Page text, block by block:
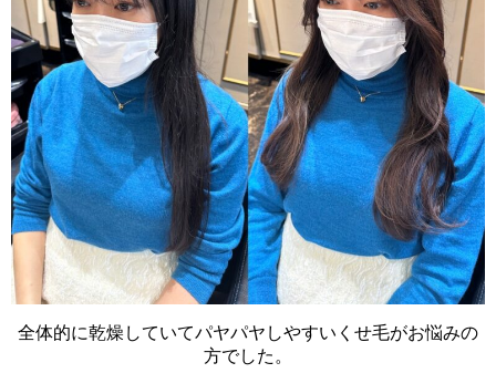
全体的に乾燥していてパヤパヤしやすいくせ毛がお悩みの
方でした。